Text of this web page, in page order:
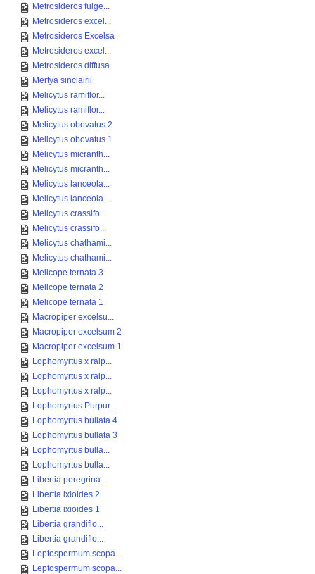
Metrosideros fulge...
Metrosideros excel...
Metrosideros Excelsa
Metrosideros excel...
Metrosideros diffusa
Mertya sinclairii
Melicytus ramiflor...
Melicytus ramiflor...
Melicytus obovatus 2
Melicytus obovatus 1
Melicytus micranth...
Melicytus micranth...
Melicytus lanceola...
Melicytus lanceola...
Melicytus crassifo...
Melicytus crassifo...
Melicytus chathami...
Melicytus chathami...
Melicope ternata 3
Melicope ternata 2
Melicope ternata 1
Macropiper excelsu...
Macropiper excelsum 2
Macropiper excelsum 1
Lophomyrtus x ralp...
Lophomyrtus x ralp...
Lophomyrtus x ralp...
Lophomyrtus Purpur...
Lophomyrtus bullata 4
Lophomyrtus bullata 3
Lophomyrtus bulla...
Lophomyrtus bulla...
Libertia peregrina...
Libertia ixioides 2
Libertia ixioides 1
Libertia grandiflo...
Libertia grandiflo...
Leptospermum scopa...
Leptospermum scopa...